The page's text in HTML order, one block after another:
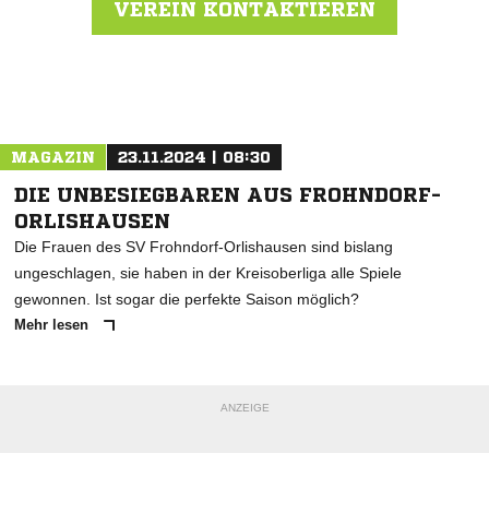
VEREIN KONTAKTIEREN
MAGAZIN 23.11.2024 | 08:30
DIE UNBESIEGBAREN AUS FROHNDORF-
ORLISHAUSEN
Die Frauen des SV Frohndorf-Orlishausen sind bislang
ungeschlagen, sie haben in der Kreisoberliga alle Spiele
gewonnen. Ist sogar die perfekte Saison möglich?
Mehr lesen
ANZEIGE